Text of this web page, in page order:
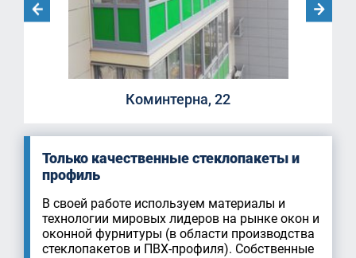
Коминтерна, 22
Только качественные стеклопакеты и
профиль
В своей работе используем материалы и
технологии мировых лидеров на рынке окон и
оконной фурнитуры (в области производства
стеклопакетов и ПВХ-профиля). Собственные